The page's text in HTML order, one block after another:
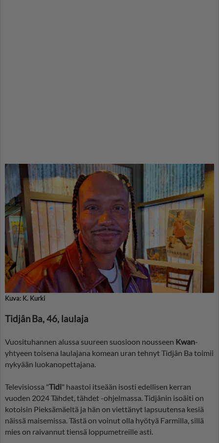
Kuva: K. Kurki
Tidjân Ba, 46, laulaja
Vuosituhannen alussa suureen suosioon nousseen Kwan-
yhtyeen toisena laulajana komean uran tehnyt Tidjân Ba toimii
nykyään luokanopettajana.
Televisiossa "Tidi" haastoi itseään isosti edellisen kerran
vuoden 2024 Tähdet, tähdet -ohjelmassa. Tidjânin isoäiti on
kotoisin Pieksämäeltä ja hän on viettänyt lapsuutensa kesiä
näissä maisemissa. Tästä on voinut olla hyötyä Farmilla, sillä
mies on raivannut tiensä loppumetreille asti.